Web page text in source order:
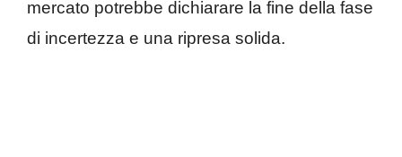
mercato potrebbe dichiarare la fine della fase
di incertezza e una ripresa solida.